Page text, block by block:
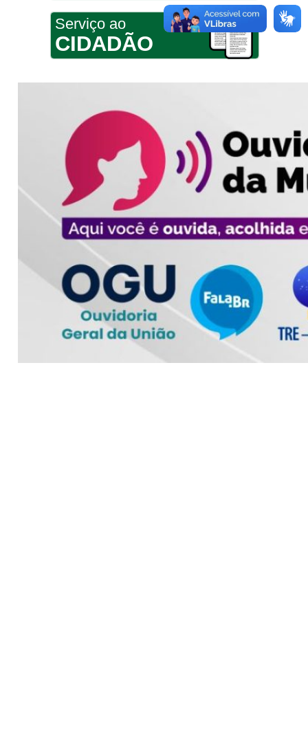
Serviço ao
CIDADÃO